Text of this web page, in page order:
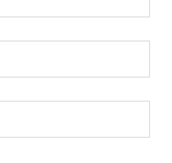
:*
:*
: